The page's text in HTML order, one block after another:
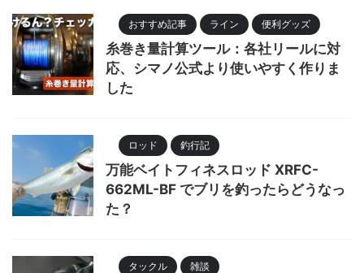
おすすめ記事 ライン 便利グッズ
糸巻き量計算ツール：各社リールに対
応、シマノ公式より使いやすく作りま
した
ロッド 釣行記
万能ベイトフィネスロッド XRFC-
662ML-BF でブリを釣ったらどうなっ
た？
タックル 雑談